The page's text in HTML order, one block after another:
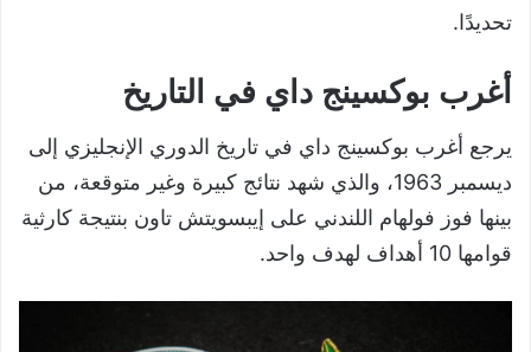
تحديدًا.
أغرب بوكسينج داي في التاريخ
يرجع أغرب بوكسينج داي في تاريخ الدوري الإنجليزي إلى
ديسمبر 1963، والذي شهد نتائج كبيرة وغير متوقعة، من
بينها فوز فولهام اللندني على إيبسويتش تاون بنتيجة كارثية
قوامها 10 أهداف لهدف واحد.